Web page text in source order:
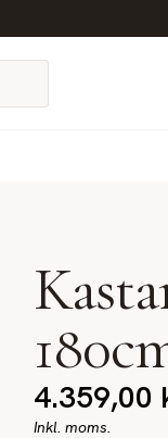
4.359,00
Inkl. moms.